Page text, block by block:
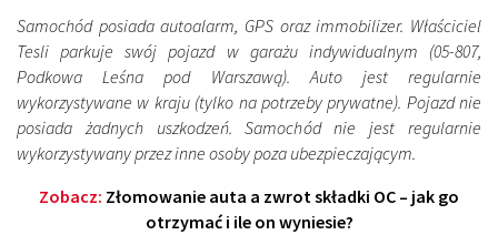
Samochód posiada autoalarm, GPS oraz immobilizer. Właściciel
Tesli parkuje swój pojazd w garażu indywidualnym (05-807,
Podkowa Leśna pod Warszawą). Auto jest regularnie
wykorzystywane w kraju (tylko na potrzeby prywatne). Pojazd nie
posiada żadnych uszkodzeń. Samochód nie jest regularnie
wykorzystywany przez inne osoby poza ubezpieczającym.
Zobacz: Złomowanie auta a zwrot składki OC – jak go
otrzymać i ile on wyniesie?